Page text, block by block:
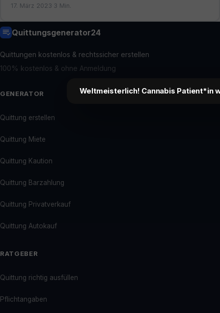
17. März 2023 3 Min.
Quittungsgenerator24
Quittungen kostenlos & rechtssicher erstellen
100% kostenlos & ohne Anmeldung
GENERATOR
Quittung erstellen
Quittung Miete
Quittung Kaution
Quittung Barzahlung
Quittung Privatverkauf
Quittung Autokauf
RATGEBER
Quittung richtig ausfüllen
Pflichtangaben
Weltmeisterlich! Cannabis Patient*in